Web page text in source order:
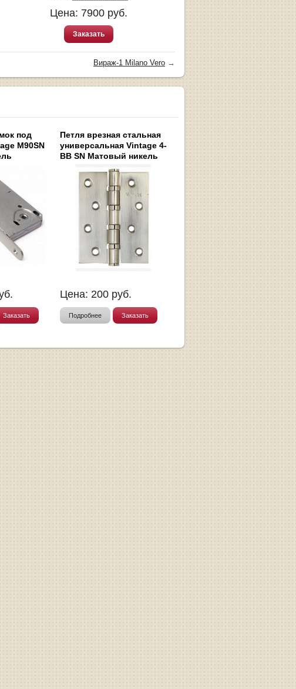
Цена: 7900 руб.
Заказать
Вираж-1 Milano Vero →
под
M90SN
Заказать
Петля врезная стальная
универсальная Vintage 4-
BB SN Матовый никель
Цена: 200 руб.
Подробнее Заказать